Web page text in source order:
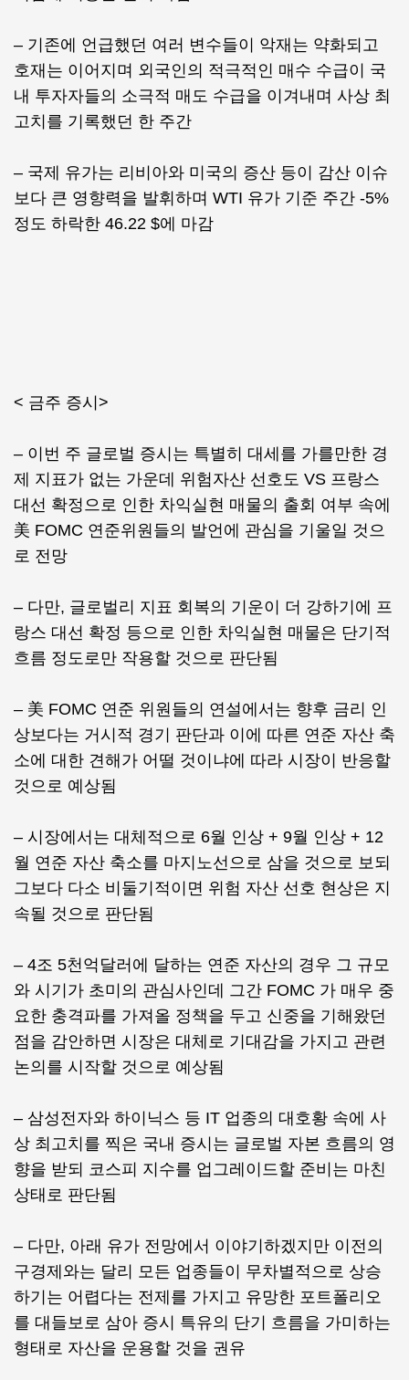
– 기존에 언급했던 여러 변수들이 악재는 약화되고
호재는 이어지며 외국인의 적극적인 매수 수급이 국
내 투자자들의 소극적 매도 수급을 이겨내며 사상 최
고치를 기록했던 한 주간
– 국제 유가는 리비아와 미국의 증산 등이 감산 이슈
보다 큰 영향력을 발휘하며 WTI 유가 기준 주간 -5%
정도 하락한 46.22 $에 마감
< 금주 증시>
– 이번 주 글로벌 증시는 특별히 대세를 가를만한 경
제 지표가 없는 가운데 위험자산 선호도 VS 프랑스
대선 확정으로 인한 차익실현 매물의 출회 여부 속에
美 FOMC 연준위원들의 발언에 관심을 기울일 것으
로 전망
– 다만, 글로벌리 지표 회복의 기운이 더 강하기에 프
랑스 대선 확정 등으로 인한 차익실현 매물은 단기적
흐름 정도로만 작용할 것으로 판단됨
– 美 FOMC 연준 위원들의 연설에서는 향후 금리 인
상보다는 거시적 경기 판단과 이에 따른 연준 자산 축
소에 대한 견해가 어떨 것이냐에 따라 시장이 반응할
것으로 예상됨
– 시장에서는 대체적으로 6월 인상 + 9월 인상 + 12
월 연준 자산 축소를 마지노선으로 삼을 것으로 보되
그보다 다소 비둘기적이면 위험 자산 선호 현상은 지
속될 것으로 판단됨
– 4조 5천억달러에 달하는 연준 자산의 경우 그 규모
와 시기가 초미의 관심사인데 그간 FOMC 가 매우 중
요한 충격파를 가져올 정책을 두고 신중을 기해왔던
점을 감안하면 시장은 대체로 기대감을 가지고 관련
논의를 시작할 것으로 예상됨
– 삼성전자와 하이닉스 등 IT 업종의 대호황 속에 사
상 최고치를 찍은 국내 증시는 글로벌 자본 흐름의 영
향을 받되 코스피 지수를 업그레이드할 준비는 마친
상태로 판단됨
– 다만, 아래 유가 전망에서 이야기하겠지만 이전의
구경제와는 달리 모든 업종들이 무차별적으로 상승
하기는 어렵다는 전제를 가지고 유망한 포트폴리오
를 대들보로 삼아 증시 특유의 단기 흐름을 가미하는
형태로 자산을 운용할 것을 권유